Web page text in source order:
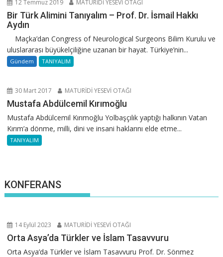
12 Temmuz 2019 MATURİDİ YESEVİ OTAĞI
Bir Türk Alimini Tanıyalım – Prof. Dr. İsmail Hakkı
Aydın
Maçka’dan Congress of Neurological Surgeons Bilim Kurulu ve
uluslararası büyükelçiliğine uzanan bir hayat. Türkiye’nin...
Gündem TANIYALIM
30 Mart 2017 MATURİDİ YESEVİ OTAĞI
Mustafa Abdülcemil Kırımoğlu
Mustafa Abdülcemil Kırımoğlu Yolbaşçılık yaptığı halkının Vatan
Kırım’a dönme, milli, dini ve insani haklarını elde etme...
TANIYALIM
KONFERANS
14 Eylül 2023 MATURİDİ YESEVİ OTAĞI
Orta Asya’da Türkler ve İslam Tasavvuru
Orta Asya’da Türkler ve İslam Tasavvuru Prof. Dr. Sönmez